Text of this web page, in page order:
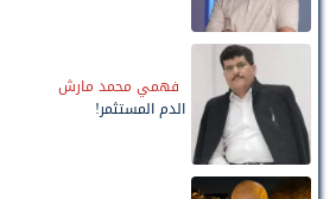
فهمي محمد مارش
الدم المستثمر!